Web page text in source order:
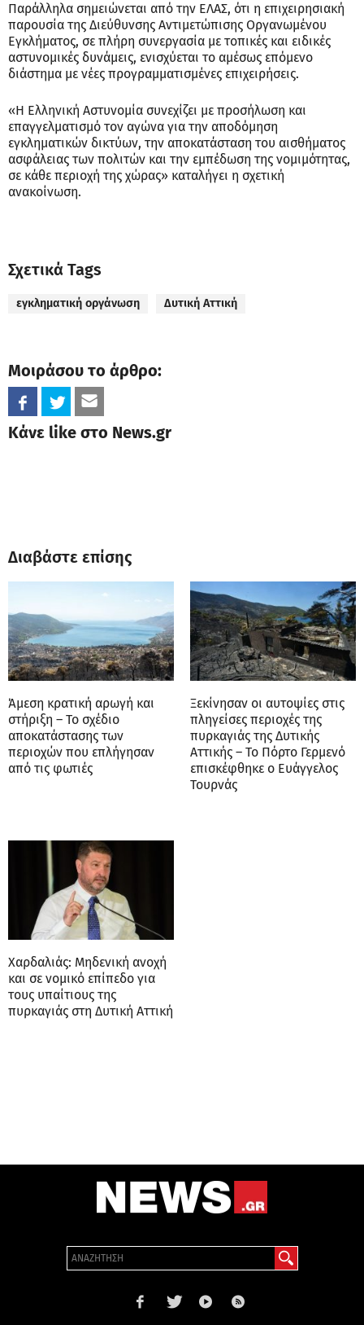
Παράλληλα σημειώνεται από την ΕΛΑΣ, ότι η επιχειρησιακή
παρουσία της Διεύθυνσης Αντιμετώπισης Οργανωμένου
Εγκλήματος, σε πλήρη συνεργασία με τοπικές και ειδικές
αστυνομικές δυνάμεις, ενισχύεται το αμέσως επόμενο
διάστημα με νέες προγραμματισμένες επιχειρήσεις.
«Η Ελληνική Αστυνομία συνεχίζει με προσήλωση και
επαγγελματισμό τον αγώνα για την αποδόμηση
εγκληματικών δικτύων, την αποκατάσταση του αισθήματος
ασφάλειας των πολιτών και την εμπέδωση της νομιμότητας,
σε κάθε περιοχή της χώρας» καταλήγει η σχετική
ανακοίνωση.
Σχετικά Tags
εγκληματική οργάνωση Δυτική Αττική
Μοιράσου το άρθρο:
Κάνε like στο News.gr
Διαβάστε επίσης
Άμεση κρατική αρωγή και
στήριξη – Το σχέδιο
αποκατάστασης των
περιοχών που επλήγησαν
από τις φωτιές
Ξεκίνησαν οι αυτοψίες στις
πληγείσες περιοχές της
πυρκαγιάς της Δυτικής
Αττικής – Το Πόρτο Γερμενό
επισκέφθηκε ο Ευάγγελος
Τουρνάς
Χαρδαλιάς: Μηδενική ανοχή
και σε νομικό επίπεδο για
τους υπαίτιους της
πυρκαγιάς στη Δυτική Αττική